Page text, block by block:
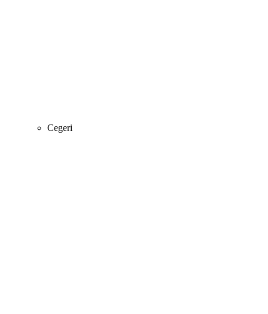
Cegeri